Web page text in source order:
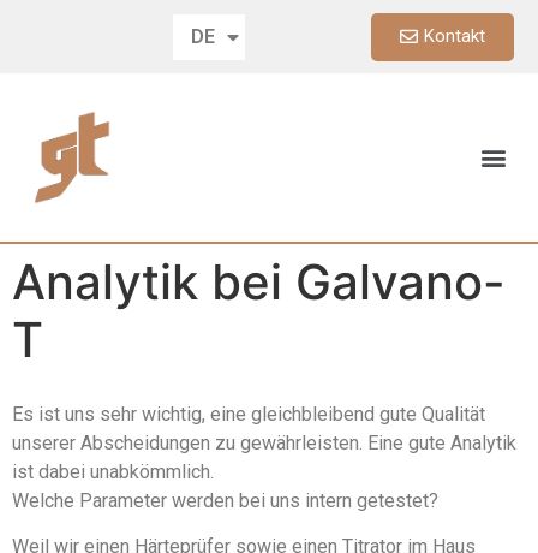
DE
EN Kontakt
Analytik bei Galvano-
T
Es ist uns sehr wichtig, eine gleichbleibend gute Qualität
unserer Abscheidungen zu gewährleisten. Eine gute Analytik
ist dabei unabkömmlich.
Welche Parameter werden bei uns intern getestet?
Weil wir einen Härteprüfer sowie einen Titrator im Haus